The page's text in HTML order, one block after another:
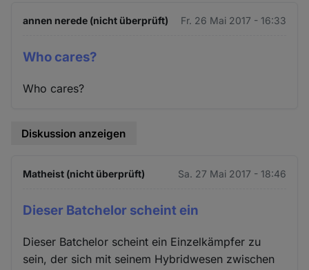
annen nerede (nicht überprüft) Fr. 26 Mai 2017 - 16:33
Who cares?
Who cares?
Diskussion anzeigen
Matheist (nicht überprüft) Sa. 27 Mai 2017 - 18:46
Dieser Batchelor scheint ein
Dieser Batchelor scheint ein Einzelkämpfer zu
sein, der sich mit seinem Hybridwesen zwischen